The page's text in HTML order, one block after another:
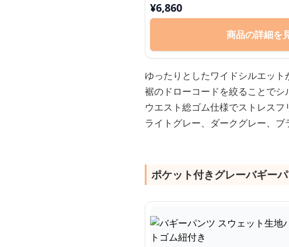
¥6,860
商品の詳細を
ゆったりとしたワイドシルエット
裾のドローコードを絞ることでシ
ウエスト総ゴム仕様でストレスフ
ライトグレー、ダークグレー、ブ
ポケット付きグレーバギー